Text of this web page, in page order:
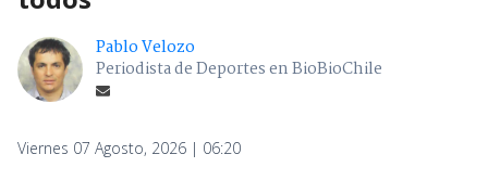
Pablo Velozo
Periodista de Deportes en BioBioChile
Viernes 07 Agosto, 2026 | 06:20